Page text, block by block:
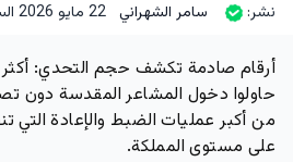
نشر: سامر الشهراني 22 مايو 2026 الساعة 10:40 مساءاً
أرقام صادمة تكشف حجم التحدي:
حاولوا دخول المشاعر المقدسة دون
من أكبر عمليات الضبط والإعادة التي
على مستوى المملكة.